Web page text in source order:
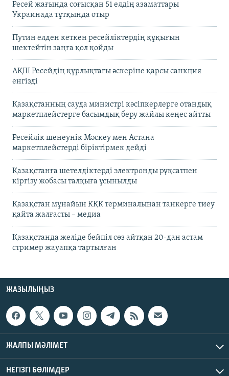
Ресей жағында соғысқан 51 елдің азаматтары
Украинада тұтқында отыр
Путин елден кеткен ресейліктердің құқығын
шектейтін заңға қол қойды
АҚШ Ресейдің құрлықтағы әскеріне қарсы санкция
енгізді
Қазақстанның сауда министрі кәсіпкерлерге отандық
маркетплейстерге басымдық беру жайлы кеңес айтты
Ресейлік шенеунік Мәскеу мен Астана
маркетплейстерді біріктірмек дейді
Қазақстанға шетелдіктерді электронды рұқсатпен
кіргізу жобасы талқыға ұсынылды
Қазақстан мұнайын КҚК терминалынан танкерге тиеу
қайта жалғасты – медиа
Қазақстанда желіде бейпіл сөз айтқан 20-дан астам
стример жауапқа тартылған
ЖАЗЫЛЫҢЫЗ
ЖАЛПЫ МӘЛІМЕТ
НЕГІЗГІ БӨЛІМДЕР